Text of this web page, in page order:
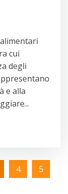
cui
degli
e alla
4
5